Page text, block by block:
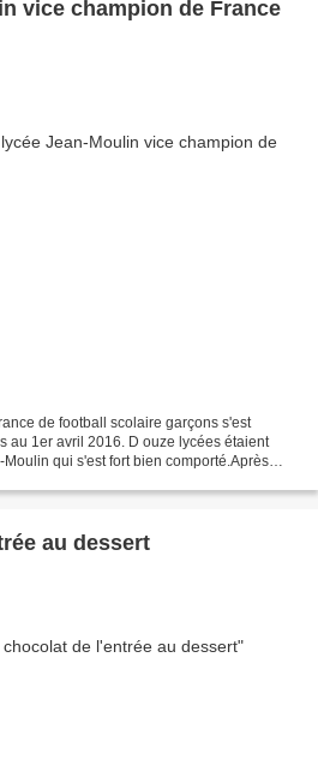
vice champion de France
de football scolaire garçons s'est
au 1er avril 2016. D ouze lycées étaient
qui s'est fort bien comporté.Après
au dessert